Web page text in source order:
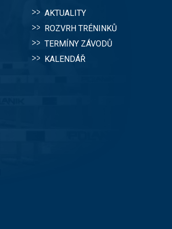
AKTUALITY
ROZVRH TRÉNINKŮ
TERMÍNY ZÁVODŮ
KALENDÁŘ